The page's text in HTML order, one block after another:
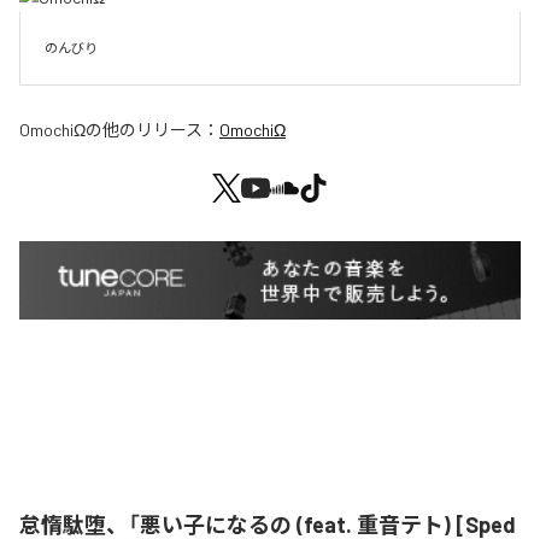
のんびり
OmochiΩの他のリリース： OmochiΩ
怠惰駄堕、「悪い子になるの (feat. 重音テト) [Sped